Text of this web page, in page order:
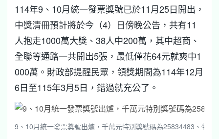
114年9、10月統一發票獎號已於11月25日開出，
中獎清冊預計將於今（4）日傍晚公告，共有11
人抱走1000萬大獎、38人中200萬，其中超商、
全聯等通路一共開出5張，最低僅花64元就爽中1
000萬。財政部提醒民眾，領獎期間為114年12月
6日至115年3月5日，錯過就充公了。
9、10月統一發票獎號出爐，千萬元特別獎號碼為25834483、特